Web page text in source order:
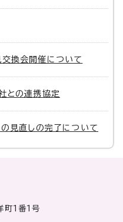
換会開催について
との連携協定
の見直しの完了について
1番1号